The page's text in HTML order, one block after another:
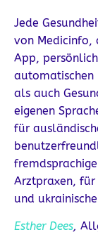
Jede
von Medicinfo,
App,
automatischen
als auch
eigenen
für
Arztpraxen, für
und
Esther Dees,